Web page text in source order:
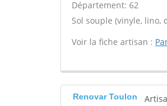
Département: 62
Sol souple (vinyle, lino,
Voir la fiche artisan :
Renovar Toulon